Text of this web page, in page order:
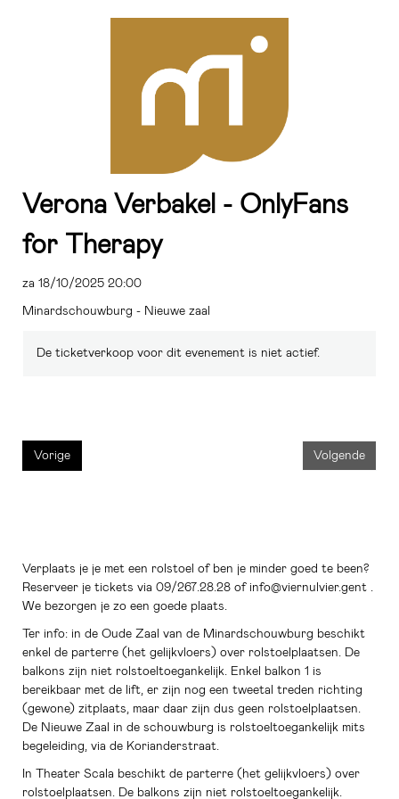
Verona Verbakel - OnlyFans
for Therapy
za 18/10/2025 20:00
Minardschouwburg - Nieuwe zaal
De ticketverkoop voor dit evenement is niet actief.
Vorige Volgende
Verplaats je je met een rolstoel of ben je minder goed te been?
Reserveer je tickets via 09/267.28.28 of info@viernulvier.gent .
We bezorgen je zo een goede plaats.
Ter info: in de Oude Zaal van de Minardschouwburg beschikt
enkel de parterre (het gelijkvloers) over rolstoelplaatsen. De
balkons zijn niet rolstoeltoegankelijk. Enkel balkon 1 is
bereikbaar met de lift, er zijn nog een tweetal treden richting
(gewone) zitplaats, maar daar zijn dus geen rolstoelplaatsen.
De Nieuwe Zaal in de schouwburg is rolstoeltoegankelijk mits
begeleiding, via de Korianderstraat.
In Theater Scala beschikt de parterre (het gelijkvloers) over
rolstoelplaatsen. De balkons zijn niet rolstoeltoegankelijk.